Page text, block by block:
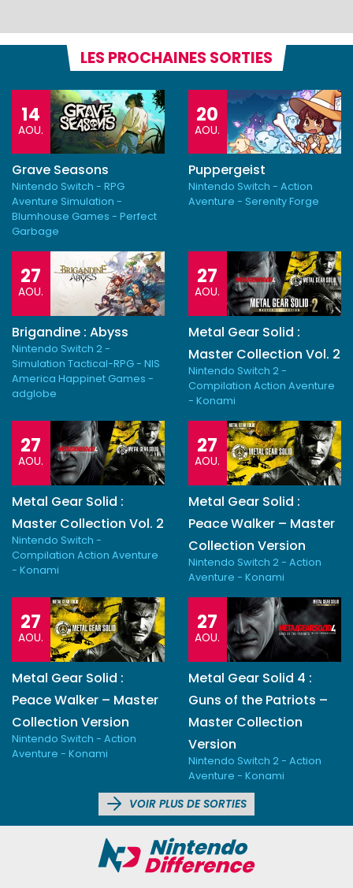
LES PROCHAINES SORTIES
14
AOU.
Grave Seasons
Nintendo Switch - RPG
Aventure Simulation -
Blumhouse Games - Perfect
Garbage
20
AOU.
Puppergeist
Nintendo Switch - Action
Aventure - Serenity Forge
27
AOU.
Brigandine : Abyss
Nintendo Switch 2 -
Simulation Tactical-RPG - NIS
America Happinet Games -
adglobe
27
AOU.
Metal Gear Solid :
Master Collection Vol. 2
Nintendo Switch 2 -
Compilation Action Aventure
- Konami
27
AOU.
Metal Gear Solid :
Master Collection Vol. 2
Nintendo Switch -
Compilation Action Aventure
- Konami
27
AOU.
Metal Gear Solid :
Peace Walker – Master
Collection Version
Nintendo Switch 2 - Action
Aventure - Konami
27
AOU.
Metal Gear Solid :
Peace Walker – Master
Collection Version
Nintendo Switch - Action
Aventure - Konami
27
AOU.
Metal Gear Solid 4 :
Guns of the Patriots –
Master Collection
Version
Nintendo Switch 2 - Action
Aventure - Konami
VOIR PLUS DE SORTIES